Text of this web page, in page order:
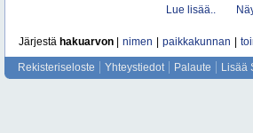
Lue lisää..
Järjestä hakuarvon nimen paikkakunnan
Rekisteriseloste Yhteystiedot Palaute Lisää